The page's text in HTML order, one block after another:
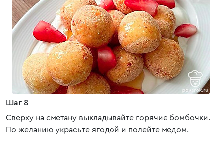
Шаг 8
Сверху на сметану выкладывайте горячие бомбочки.
По желанию украсьте ягодой и полейте медом.